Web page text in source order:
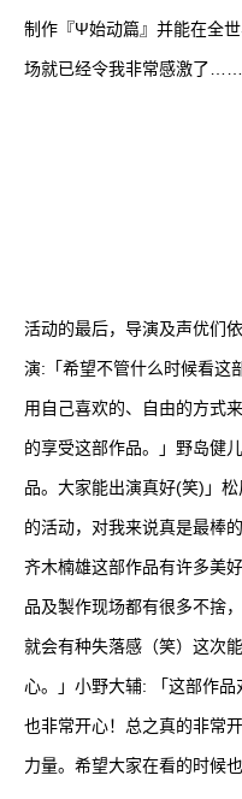
制作『Ψ始动篇』并能在全
场就已经令我非常感激了……
活动的最后，导演及声优们
演:「希望不管什么时候看这
用自己喜欢的、自由的方式
的享受这部作品。」野岛健
品。大家能出演真好(笑)」
的活动，对我来说真是最棒
齐木楠雄这部作品有许多美
品及製作现场都有很多不捨
就会有种失落感（笑）这次
心。」小野大辅: 「这部作
也非常开心！总之真的非常
力量。希望大家在看的时候